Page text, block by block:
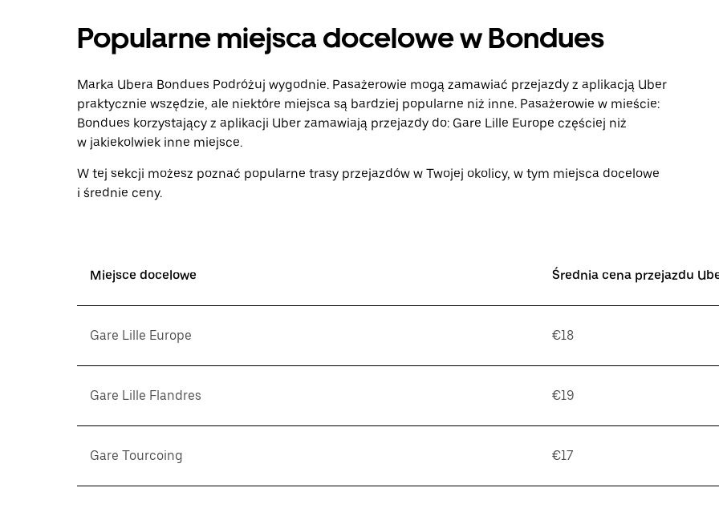
datę.
Naciśnij
„Escape”,
zamknąć
kalendarz.
Popularne miejsca docelowe w Bondues
Marka Ubera Bondues Podróżuj wygodnie. Pasażerowie mogą zamawiać przejazdy z aplikacją Uber
praktycznie wszędzie, ale niektóre miejsca są bardziej popularne niż inne. Pasażerowie w mieście:
Bondues korzystający z aplikacji Uber zamawiają przejazdy do: Gare Lille Europe częściej niż
w jakiekolwiek inne miejsce.
W tej sekcji możesz poznać popularne trasy przejazdów w Twojej okolicy, w tym miejsca docelowe
i średnie ceny.
Miejsce docelowe Średnia cena przejazdu
Gare Lille Europe €18
Gare Lille Flandres €19
Gare Tourcoing €17